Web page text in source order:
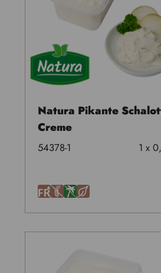
Natura Pikante
Creme
54378-1 1 x
FU Ä H